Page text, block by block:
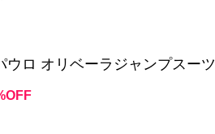
ロ オリベーラジャンプスーツ